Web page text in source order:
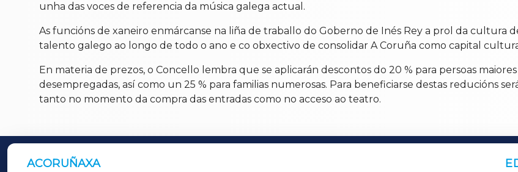
unha das voces de referencia da música galega actual.
As funcións de xaneiro enmárcanse na liña de traballo do Goberno de Inés Rey a prol da cultura
talento galego ao longo de todo o ano e co obxectivo de consolidar A Coruña como capital
En materia de prezos, o Concello lembra que se aplicarán descontos do 20 % para persoas
desempregadas, así como un 25 % para familias numerosas. Para beneficiarse destas reducións
tanto no momento da compra das entradas como no acceso ao teatro.
ACORUÑAXA
OUTROS PERIÓDICOS